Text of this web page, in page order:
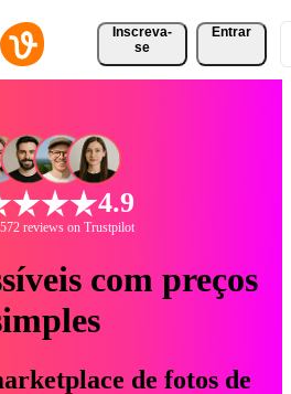
Inscreva-
se
Entrar
4.9
reviews on Trustpilot
com preços
de fotos de